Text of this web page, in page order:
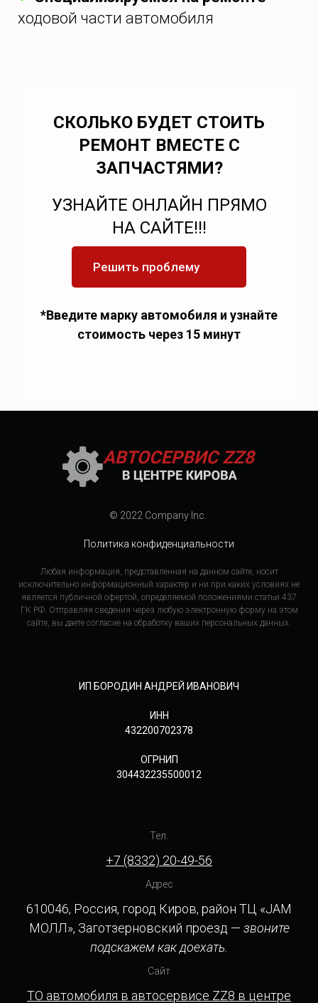
ходовой части автомобиля
СКОЛЬКО БУДЕТ СТОИТЬ
РЕМОНТ ВМЕСТЕ С
ЗАПЧАСТЯМИ?
УЗНАЙТЕ ОНЛАЙН ПРЯМО
НА САЙТЕ!!!
Решить проблему
*Введите марку автомобиля и узнайте
стоимость через 15 минут
© 2022 Company Inc.
Политика конфиденциальности
Любая информация, представленная на данном сайте, носит
исключительно информационный характер и ни при каких условиях не
является публичной офертой, определяемой положениями статьи 437
ГК РФ. Отправляя сведения через любую электронную форму на этом
сайте, вы даете согласие на обработку ваших персональных данных.
ИП БОРОДИН АНДРЕЙ ИВАНОВИЧ
ИНН
432200702378
ОГРНИП
304432235500012
Тел.
+7 (8332) 20-49-56
Адрес
610046, Россия, город Киров, район ТЦ «JAM
МОЛЛ», Заготзерновский проезд — звоните
подскажем как доехать.
Сайт
ТО автомобиля в автосервисе ZZ8 в центре